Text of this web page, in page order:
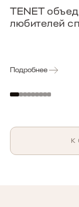
TENET
любителей
Подробнее
К